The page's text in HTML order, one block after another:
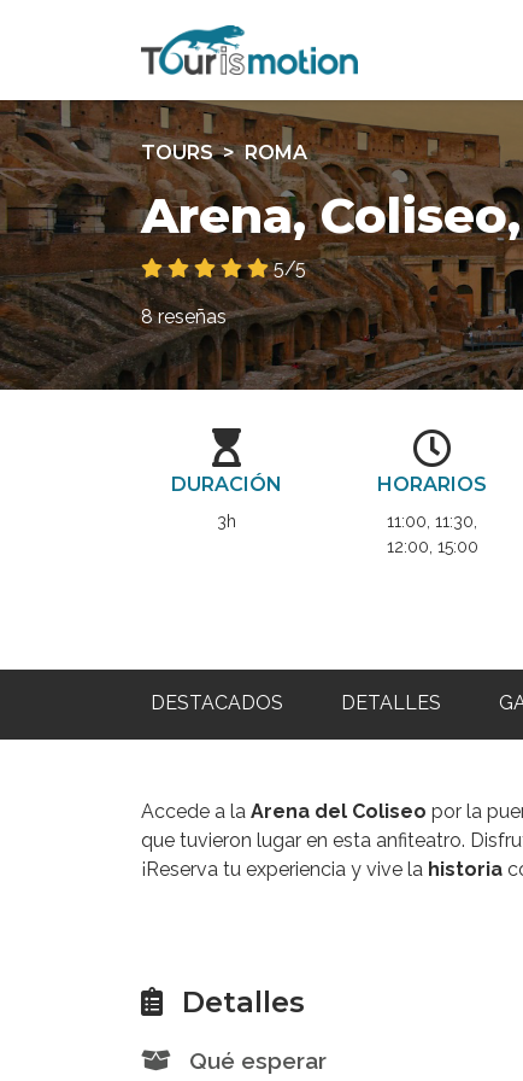
TOURS ROMA
Arena,
5/5
8 reseñas
DURACIÓN
3h
HORARIOS
11:00, 11:30,
12:00, 15:00
DESTACADOS DETALLES
Accede a la Arena del Coliseo por la
que tuvieron lugar en esta anfiteatro.
¡Reserva tu experiencia y vive la historia
Detalles
Qué esperar